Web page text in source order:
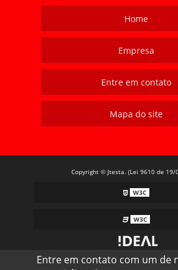
Entre em contato com um de
Home
Empresa
Entre em contato
Mapa do site
Copyright © Jtesta. (Lei 9610 de 19/
W3C
W3C